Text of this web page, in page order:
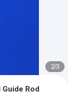
2/3
Rod